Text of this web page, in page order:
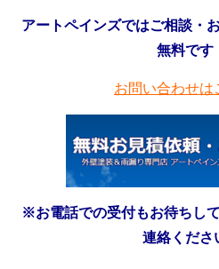
アートペインズではご相談・
無料です
お問い合わせは
※お電話での受付もお待ちし
連絡くださ